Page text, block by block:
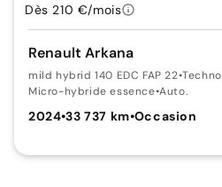
Renault Arkana
mild hybrid 140 EDC FAP 22•Techno
Micro-hybride essence•Auto.
2024•33 737 km•Occasion
Dès 210 €/mois